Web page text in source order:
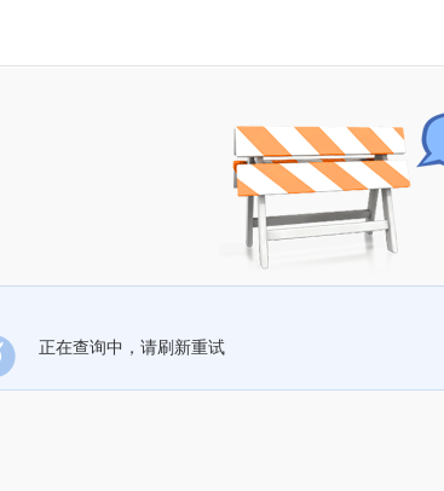
正在查询中，请刷新重试